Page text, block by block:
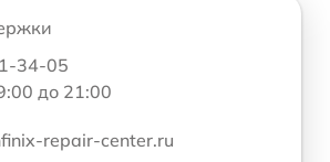
34-05
до 21:00
repair-center.ru